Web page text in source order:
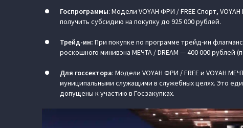
Госпрограммы: Модели VOYAH ФРИ / FREE Спорт,
получить субсидию на покупку до 925 000 рублей.
Трейд-ин: При покупке по программе трейд-ин
роскошного минивэна МЕЧТА / DREAM — 400 000 рублей
Для госсектора: Модели VOYAH ФРИ / FREE и VOYAH
муниципальными служащими в служебных целях. Это
допущены к участию в Госзакупках.